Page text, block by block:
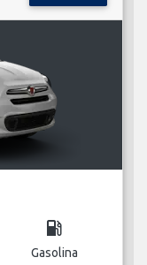
local_gas_station
Gasolina